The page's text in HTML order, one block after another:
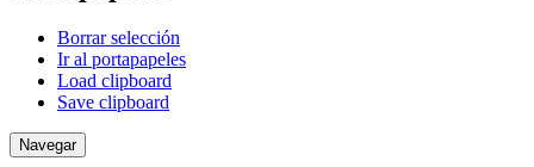
Borrar selección
Ir al portapapeles
Load clipboard
Save clipboard
Navegar